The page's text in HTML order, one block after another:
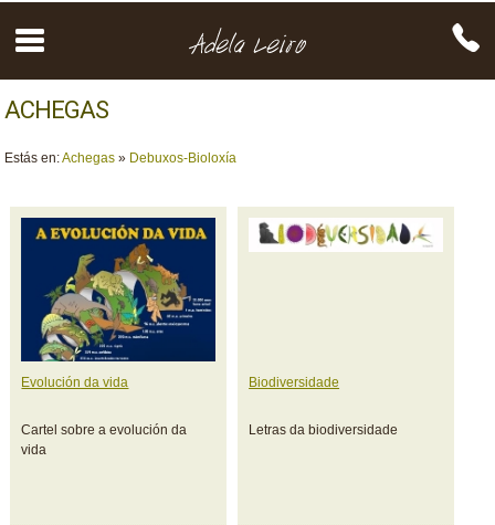
ACHEGAS
Estás en:Achegas » Debuxos-Bioloxía
Evolución da vida
Cartel sobre a evolución da
vida
Biodiversidade
Letras da biodiversidade